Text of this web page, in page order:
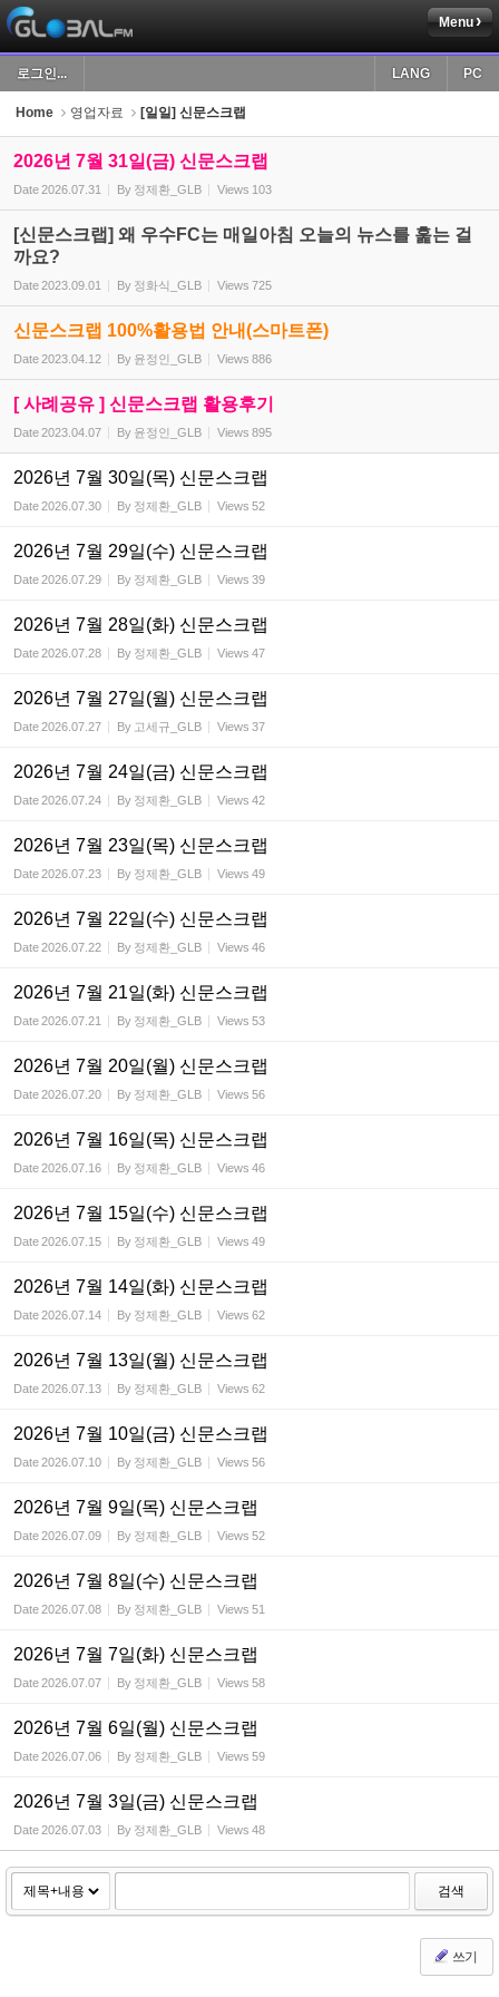
Menu
로그인... PC
LANG
Home 영업자료 [일일] 신문스크랩
2026년 7월 31일(금) 신문스크랩
Date2026.07.31 By 정제환_GLB Views 103
[신문스크랩] 왜 우수FC는 매일아침 오늘의 뉴스를 훑는 걸
까요?
Date2023.09.01 By 정화식_GLB Views 725
신문스크랩 100%활용법 안내(스마트폰)
Date2023.04.12 By 윤정인_GLB Views 886
[ 사례공유 ] 신문스크랩 활용후기
Date2023.04.07 By 윤정인_GLB Views 895
2026년 7월 30일(목) 신문스크랩
Date2026.07.30 By 정제환_GLB Views 52
2026년 7월 29일(수) 신문스크랩
Date2026.07.29 By 정제환_GLB Views 39
2026년 7월 28일(화) 신문스크랩
Date2026.07.28 By 정제환_GLB Views 47
2026년 7월 27일(월) 신문스크랩
Date2026.07.27 By 고세규_GLB Views 37
2026년 7월 24일(금) 신문스크랩
Date2026.07.24 By 정제환_GLB Views 42
2026년 7월 23일(목) 신문스크랩
Date2026.07.23 By 정제환_GLB Views 49
2026년 7월 22일(수) 신문스크랩
Date2026.07.22 By 정제환_GLB Views 46
2026년 7월 21일(화) 신문스크랩
Date2026.07.21 By 정제환_GLB Views 53
2026년 7월 20일(월) 신문스크랩
Date2026.07.20 By 정제환_GLB Views 56
2026년 7월 16일(목) 신문스크랩
Date2026.07.16 By 정제환_GLB Views 46
2026년 7월 15일(수) 신문스크랩
Date2026.07.15 By 정제환_GLB Views 49
2026년 7월 14일(화) 신문스크랩
Date2026.07.14 By 정제환_GLB Views 62
2026년 7월 13일(월) 신문스크랩
Date2026.07.13 By 정제환_GLB Views 62
2026년 7월 10일(금) 신문스크랩
Date2026.07.10 By 정제환_GLB Views 56
2026년 7월 9일(목) 신문스크랩
Date2026.07.09 By 정제환_GLB Views 52
2026년 7월 8일(수) 신문스크랩
Date2026.07.08 By 정제환_GLB Views 51
2026년 7월 7일(화) 신문스크랩
Date2026.07.07 By 정제환_GLB Views 58
2026년 7월 6일(월) 신문스크랩
Date2026.07.06 By 정제환_GLB Views 59
2026년 7월 3일(금) 신문스크랩
Date2026.07.03 By 정제환_GLB Views 48
검색
쓰기
Sketchbook5, 스케치북5
Sketchbook5, 스케치북5